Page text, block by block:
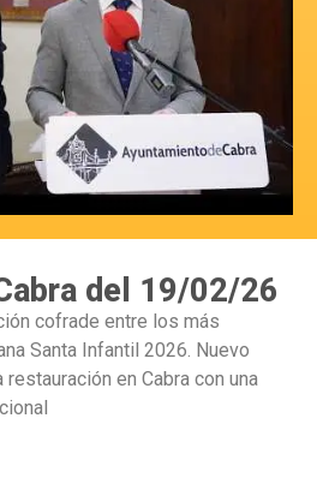
del 19/02/26
cofrade entre los más
Santa Infantil 2026. Nuevo
en Cabra con una